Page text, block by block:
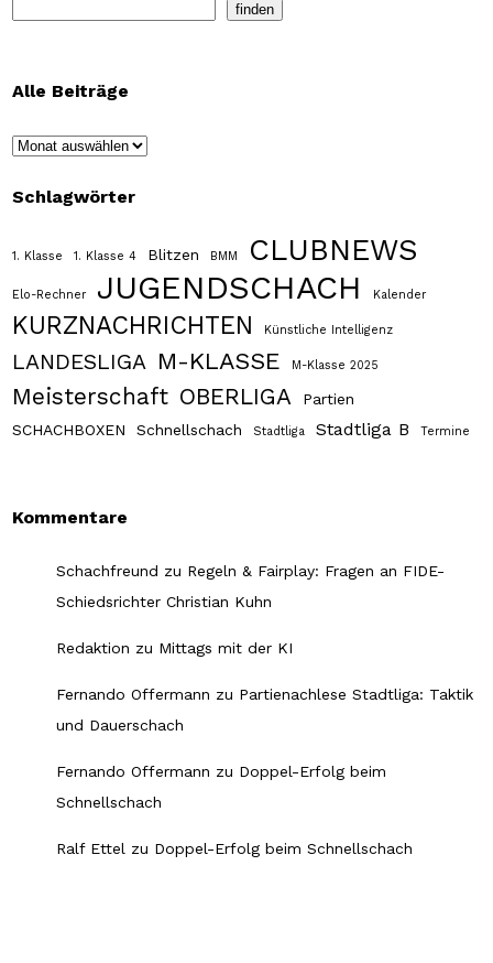
finden
Alle Beiträge
Archiv
Schlagwörter
1. Klasse 1. Klasse 4 Blitzen BMM CLUBNEWS
Elo-Rechner JUGENDSCHACH Kalender
KURZNACHRICHTEN Künstliche Intelligenz
LANDESLIGA M-KLASSE M-Klasse 2025
Meisterschaft OBERLIGA
Partien
SCHACHBOXEN
Schnellschach Stadtliga Stadtliga B Termine
Kommentare
Schachfreund zu Regeln & Fairplay: Fragen an FIDE-
Schiedsrichter Christian Kuhn
Redaktion zu Mittags mit der KI
Fernando Offermann zu Partienachlese Stadtliga: Taktik
und Dauerschach
Fernando Offermann zu Doppel-Erfolg beim
Schnellschach
Ralf Ettel zu Doppel-Erfolg beim Schnellschach